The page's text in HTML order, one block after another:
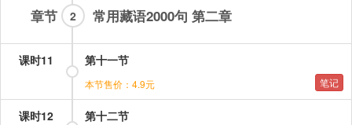
章节 常用藏语2000句 第二章
2
课时11 第十一节
本节售价：4.9元 笔记
课时12 第十二节